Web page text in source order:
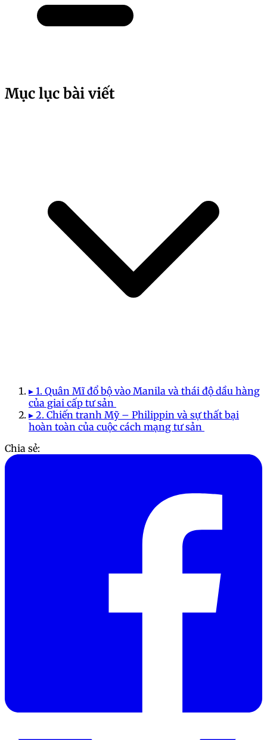
Mục lục bài viết
▸ 1. Quân Mĩ đổ bộ vào Manila và thái độ dầu hàng
của giai cấp tư sản
▸ 2. Chiến tranh Mỹ – Philippin và sự thất bại
hoàn toàn của cuộc cách mạng tư sản
Chia sẻ: